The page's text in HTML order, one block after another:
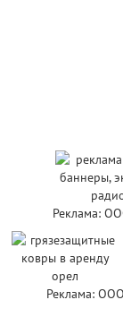
Реклама:
Реклама: